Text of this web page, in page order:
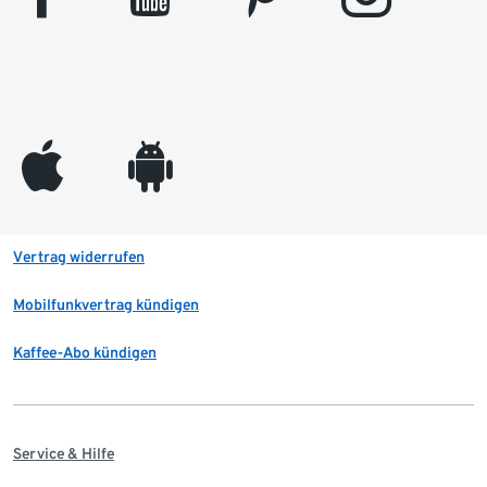
appleinc android
Vertrag widerrufen
Mobilfunkvertrag kündigen
Kaffee-Abo kündigen
Service & Hilfe